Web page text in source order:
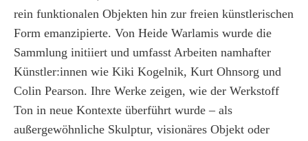
rein funktionalen Objekten hin zur freien künstlerischen
Form emanzipierte. Von Heide Warlamis wurde die
Sammlung initiiert und umfasst Arbeiten namhafter
Künstler:innen wie Kiki Kogelnik, Kurt Ohnsorg und
Colin Pearson. Ihre Werke zeigen, wie der Werkstoff
Ton in neue Kontexte überführt wurde – als
außergewöhnliche Skulptur, visionäres Objekt oder